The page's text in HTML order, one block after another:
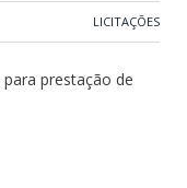
LICITAÇÕES
prestação de